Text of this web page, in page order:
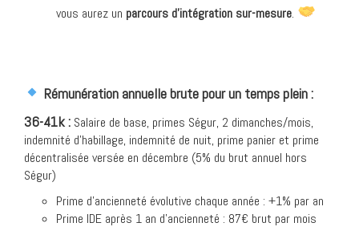
vous aurez un parcours d’intégration sur-mesure.
Rémunération annuelle brute pour un temps plein :
36-41k : Salaire de base, primes Ségur, 2 dimanches/mois,
indemnité d’habillage, indemnité de nuit, prime panier et prime
décentralisée versée en décembre (5% du brut annuel hors
Ségur)
Prime d’ancienneté évolutive chaque année : +1% par an
Prime IDE après 1 an d’ancienneté : 87€ brut par mois